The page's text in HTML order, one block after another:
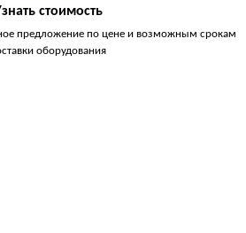
стоимость
предложение по цене и возможным срокам
оборудования